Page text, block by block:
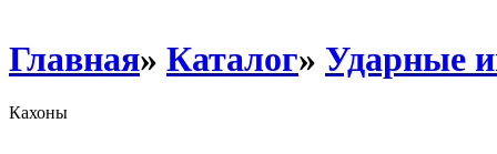
Главная» Каталог» Ударные
Кахоны